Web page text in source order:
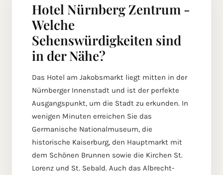
Hotel Nürnberg Zentrum -
Welche
Sehenswürdigkeiten sind
in der Nähe?
Das Hotel am Jakobsmarkt liegt mitten in der
Nürnberger Innenstadt und ist der perfekte
Ausgangspunkt, um die Stadt zu erkunden. In
wenigen Minuten erreichen Sie das
Germanische Nationalmuseum, die
historische Kaiserburg, den Hauptmarkt mit
dem Schönen Brunnen sowie die Kirchen St.
Lorenz und St. Sebald. Auch das Albrecht-